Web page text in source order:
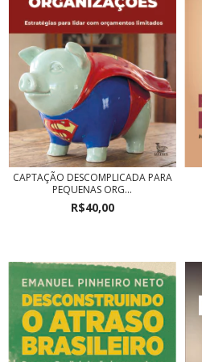
CAPTAÇÃO DESCOMPLICADA PARA
PEQUENAS ORG...
R$40,00